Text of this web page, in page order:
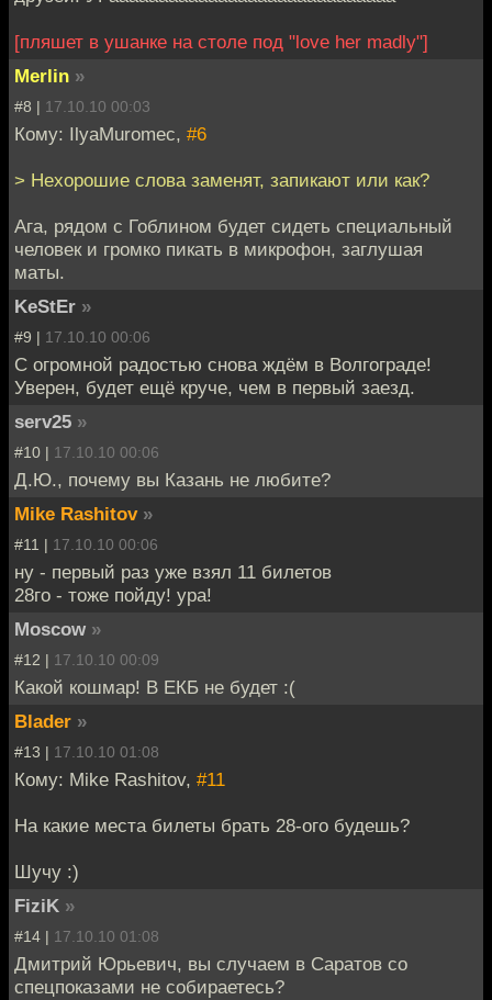
[пляшет в ушанке на столе под "love her madly"]
Merlin »
#8 | 17.10.10 00:03
Кому: IlyaMuromec, #6
> Нехорошие слова заменят, запикают или как?
Ага, рядом с Гоблином будет сидеть специальный
человек и громко пикать в микрофон, заглушая
маты.
KeStEr »
#9 | 17.10.10 00:06
С огромной радостью снова ждём в Волгограде!
Уверен, будет ещё круче, чем в первый заезд.
serv25 »
#10 | 17.10.10 00:06
Д.Ю., почему вы Казань не любите?
Mike Rashitov »
#11 | 17.10.10 00:06
ну - первый раз уже взял 11 билетов
28го - тоже пойду! ура!
Moscow »
#12 | 17.10.10 00:09
Какой кошмар! В ЕКБ не будет :(
Blader »
#13 | 17.10.10 01:08
Кому: Mike Rashitov, #11
На какие места билеты брать 28-ого будешь?
Шучу :)
FiziK »
#14 | 17.10.10 01:08
Дмитрий Юрьевич, вы случаем в Саратов со
спецпоказами не собираетесь?